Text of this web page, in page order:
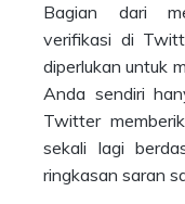
Bagian dari
verifikasi di
diperlukan untuk
Anda sendiri
Twitter
sekali lagi
ringkasan saran